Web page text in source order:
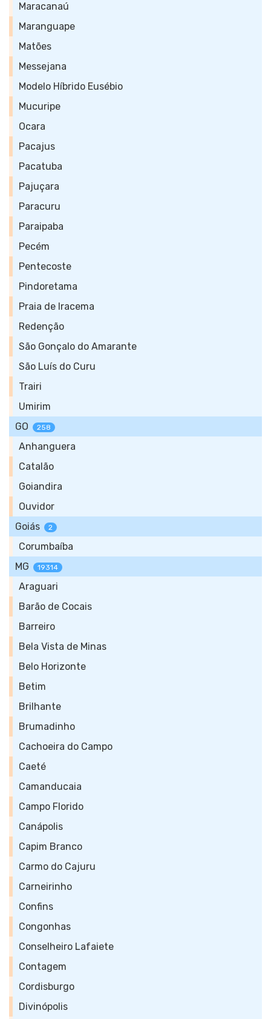
Maracanaú
Maranguape
Matões
Messejana
Modelo Híbrido Eusébio
Mucuripe
Ocara
Pacajus
Pacatuba
Pajuçara
Paracuru
Paraipaba
Pecém
Pentecoste
Pindoretama
Praia de Iracema
Redenção
São Gonçalo do Amarante
São Luís do Curu
Trairi
Umirim
GO
258
Anhanguera
Catalão
Goiandira
Ouvidor
Goiás
2
Corumbaíba
MG
19314
Araguari
Barão de Cocais
Barreiro
Bela Vista de Minas
Belo Horizonte
Betim
Brilhante
Brumadinho
Cachoeira do Campo
Caeté
Camanducaia
Campo Florido
Canápolis
Capim Branco
Carmo do Cajuru
Carneirinho
Confins
Congonhas
Conselheiro Lafaiete
Contagem
Cordisburgo
Divinópolis